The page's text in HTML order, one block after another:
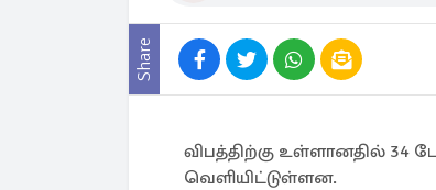
Share
விபத்திற்கு உள்ளானதில் 34
வெளியிட்டுள்ளன.